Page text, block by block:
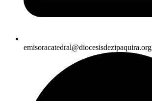
emisoracatedral@diocesisdezipaquira.org